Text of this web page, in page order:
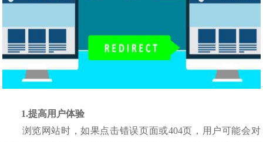
1.提高用户体验
浏览网站时，如果点击错误页面或404页，用户可能会对